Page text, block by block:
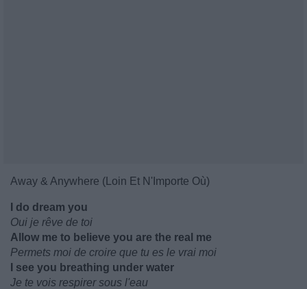
Away & Anywhere (Loin Et N'Importe Où)
I do dream you
Oui je rêve de toi
Allow me to believe you are the real me
Permets moi de croire que tu es le vrai moi
I see you breathing under water
Je te vois respirer sous l'eau